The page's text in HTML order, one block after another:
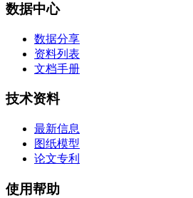
数据中心
数据分享
资料列表
文档手册
技术资料
最新信息
图纸模型
论文专利
使用帮助